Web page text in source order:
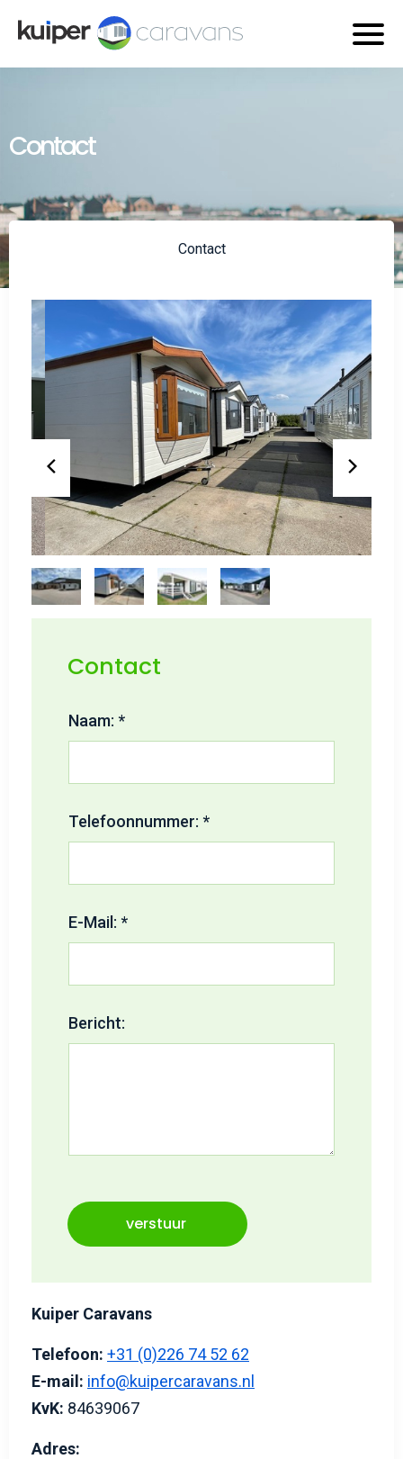
Contact
Contact
Kuiper Caravans
Telefoon: +31 (0)226 74 52 62
E-mail: info@kuipercaravans.nl
KvK: 84639067
Adres:
Contact
Naam: *
Telefoonnummer: *
E-Mail: *
Bericht:
verstuur